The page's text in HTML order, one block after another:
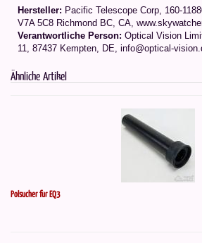
Hersteller: Pacific Telescope Corp, 160-
V7A 5C8 Richmond BC, CA,
Verantwortliche Person: Optical Vision
11, 87437 Kempten, DE, info@optical-
Ähnliche Artikel
Polsucher für EQ3